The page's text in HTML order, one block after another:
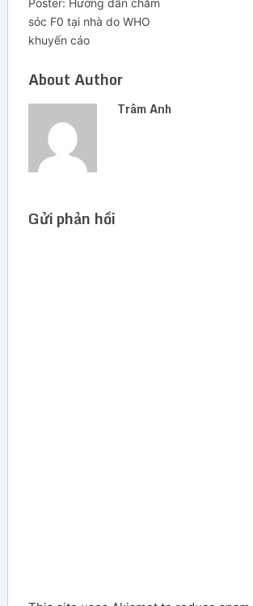
Poster: Hướng dẫn chăm
sóc F0 tại nhà do WHO
khuyến cáo
About Author
Trâm Anh
Gửi phản hồi